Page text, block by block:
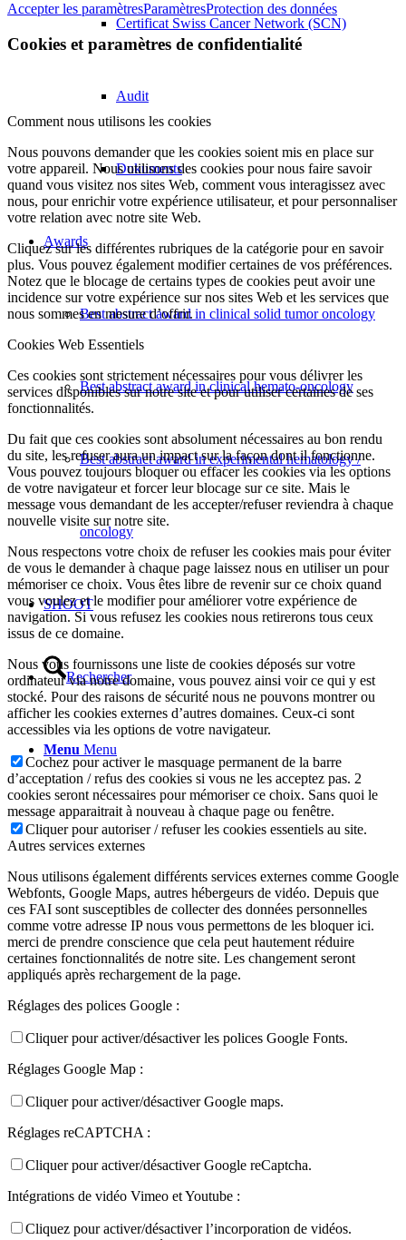
Certificat Swiss Cancer Network (SCN)
Audit
Dokuments
Awards
Best abstract award in clinical solid tumor oncology
Best abstract award in clinical hemato-oncology
Best abstract award in experimental hematology /
oncology
SHOOT
Rechercher
Menu Menu
Accepter les paramètresParamètresProtection des données
Cookies et paramètres de confidentialité
Comment nous utilisons les cookies
Nous pouvons demander que les cookies soient mis en place sur
votre appareil. Nous utilisons des cookies pour nous faire savoir
quand vous visitez nos sites Web, comment vous interagissez avec
nous, pour enrichir votre expérience utilisateur, et pour personnaliser
votre relation avec notre site Web.
Cliquez sur les différentes rubriques de la catégorie pour en savoir
plus. Vous pouvez également modifier certaines de vos préférences.
Notez que le blocage de certains types de cookies peut avoir une
incidence sur votre expérience sur nos sites Web et les services que
nous sommes en mesure d’offrir.
Cookies Web Essentiels
Ces cookies sont strictement nécessaires pour vous délivrer les
services disponibles sur notre site et pour utiliser certaines de ses
fonctionnalités.
Du fait que ces cookies sont absolument nécessaires au bon rendu
du site, les refuser aura un impact sur la façon dont il fonctionne.
Vous pouvez toujours bloquer ou effacer les cookies via les options
de votre navigateur et forcer leur blocage sur ce site. Mais le
message vous demandant de les accepter/refuser reviendra à chaque
nouvelle visite sur notre site.
Nous respectons votre choix de refuser les cookies mais pour éviter
de vous le demander à chaque page laissez nous en utiliser un pour
mémoriser ce choix. Vous êtes libre de revenir sur ce choix quand
vous voulez et le modifier pour améliorer votre expérience de
navigation. Si vous refusez les cookies nous retirerons tous ceux
issus de ce domaine.
Nous vous fournissons une liste de cookies déposés sur votre
ordinateur via notre domaine, vous pouvez ainsi voir ce qui y est
stocké. Pour des raisons de sécurité nous ne pouvons montrer ou
afficher les cookies externes d’autres domaines. Ceux-ci sont
accessibles via les options de votre navigateur.
Cochez pour activer le masquage permanent de la barre
d’acceptation / refus des cookies si vous ne les acceptez pas. 2
cookies seront nécessaires pour mémoriser ce choix. Sans quoi le
message apparaitrait à nouveau à chaque page ou fenêtre.
Cliquer pour autoriser / refuser les cookies essentiels au site.
Autres services externes
Nous utilisons également différents services externes comme Google
Webfonts, Google Maps, autres hébergeurs de vidéo. Depuis que
ces FAI sont susceptibles de collecter des données personnelles
comme votre adresse IP nous vous permettons de les bloquer ici.
merci de prendre conscience que cela peut hautement réduire
certaines fonctionnalités de notre site. Les changement seront
appliqués après rechargement de la page.
Réglages des polices Google :
Cliquer pour activer/désactiver les polices Google Fonts.
Réglages Google Map :
Cliquer pour activer/désactiver Google maps.
Réglages reCAPTCHA :
Cliquer pour activer/désactiver Google reCaptcha.
Intégrations de vidéo Vimeo et Youtube :
Cliquez pour activer/désactiver l’incorporation de vidéos.